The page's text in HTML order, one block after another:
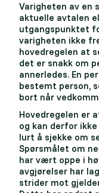
Varigheten av en
aktuelle avtalen
utgangspunktet
varigheten ikke
hovedregelen at
det er snakk om
annerledes. En
bestemt person,
bort når
Hovedregelen er
og kan derfor
lurt å sjekke om
Spørsmålet om
har vært oppe i
avgjørelser har
strider mot